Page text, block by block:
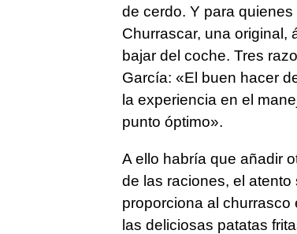
de cerdo. Y para
Churrascar, una original,
bajar del coche. Tres
García: «El buen hacer
la experiencia en el
punto óptimo».
A ello habría que añadir
de las raciones, el
proporciona al
las deliciosas patatas